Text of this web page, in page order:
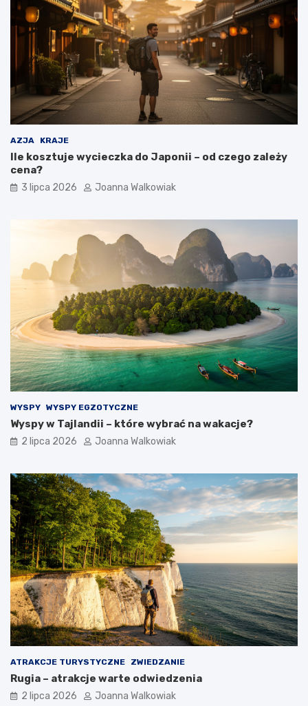
AZJA KRAJE
Ile kosztuje wycieczka do Japonii – od czego zależy
cena?
3 lipca 2026 Joanna Walkowiak
WYSPY WYSPY EGZOTYCZNE
Wyspy w Tajlandii – które wybrać na wakacje?
2 lipca 2026 Joanna Walkowiak
ATRAKCJE TURYSTYCZNE ZWIEDZANIE
Rugia – atrakcje warte odwiedzenia
2 lipca 2026 Joanna Walkowiak